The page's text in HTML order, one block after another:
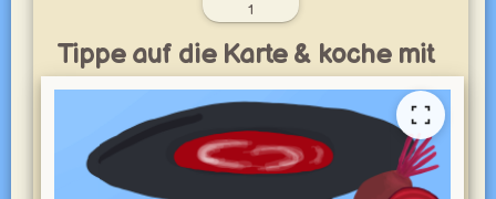
1
Tippe auf die Karte & koche mit